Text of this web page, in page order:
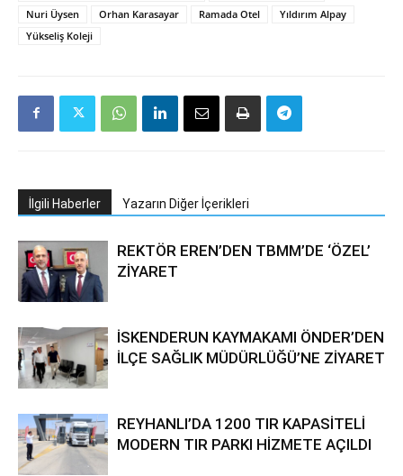
Nuri Üysen
Orhan Karasayar Ramada Otel
Yıldırım Alpay
Yükseliş Koleji
İlgili Haberler Yazarın Diğer İçerikleri
REKTÖR EREN’DEN TBMM’DE ‘ÖZEL’
ZİYARET
İSKENDERUN KAYMAKAMI ÖNDER’DEN
İLÇE SAĞLIK MÜDÜRLÜĞÜ’NE ZİYARET
REYHANLI’DA 1200 TIR KAPASİTELİ
MODERN TIR PARKI HİZMETE AÇILDI